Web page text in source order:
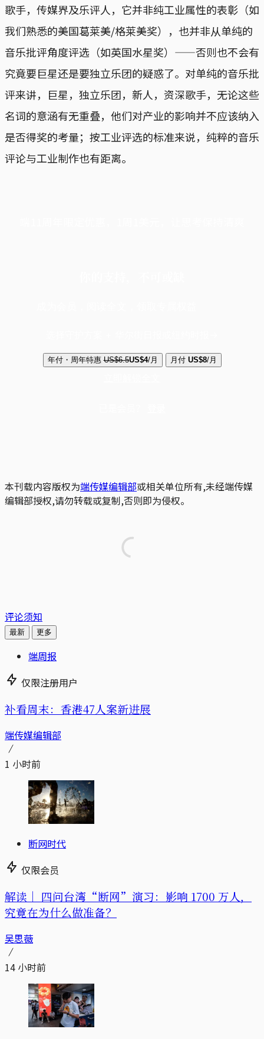
歌手，传媒界及乐评人，它并非纯工业属性的表彰（如
我们熟悉的美国葛莱美/格莱美奖），也并非从单纯的
音乐批评角度评选（如英国水星奖）——否则也不会有
究竟要巨星还是要独立乐团的疑惑了。对单纯的音乐批
评来讲，巨星，独立乐团，新人，资深歌手，无论这些
名词的意涵有无重叠，他们对产业的影响并不应该纳入
是否得奖的考量；按工业评选的标准来说，纯粹的音乐
评论与工业制作也有距离。
年付・周年特惠 US$6.5US$4/月 月付 US$8/月
本刊载内容版权为端传媒编辑部或相关单位所有,未经端传媒
编辑部授权,请勿转载或复制,否则即为侵权。
评论须知
最新 更多
端周报
仅限注册用户
补看周末：香港47人案新进展
端传媒编辑部
1 小时前
断网时代
仅限会员
解读｜ 四问台湾“断网”演习：影响 1700 万人，
究竟在为什么做准备？
吴思薇
14 小时前